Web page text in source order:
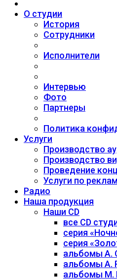
О студии
История
Сотрудники
Исполнители
Интервью
Фото
Партнеры
Политика
Услуги
Производство
Производство
Проведение
Услуги по
Радио
Наша продукция
Наши CD
все CD
серия
серия
альбомы А.
альбомы А.
альбомы М.